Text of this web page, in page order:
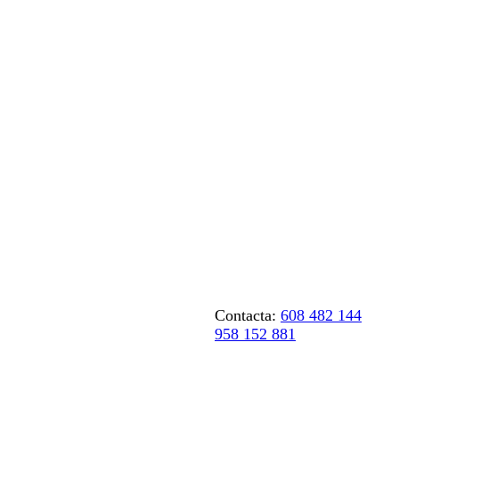
Contacta: 608 482 144
958 152 881